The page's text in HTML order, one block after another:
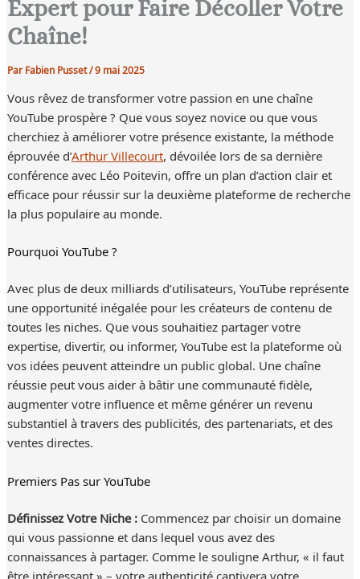
Expert pour Faire Décoller Votre
Chaîne!
ParFabien Pusset/9 mai 2025
Vous rêvez de transformer votre passion en une chaîne
YouTube prospère ? Que vous soyez novice ou que vous
cherchiez à améliorer votre présence existante, la méthode
éprouvée d’Arthur Villecourt, dévoilée lors de sa dernière
conférence avec Léo Poitevin, offre un plan d’action clair et
efficace pour réussir sur la deuxième plateforme de recherche
la plus populaire au monde.
Pourquoi YouTube ?
Avec plus de deux milliards d’utilisateurs, YouTube représente
une opportunité inégalée pour les créateurs de contenu de
toutes les niches. Que vous souhaitiez partager votre
expertise, divertir, ou informer, YouTube est la plateforme où
vos idées peuvent atteindre un public global. Une chaîne
réussie peut vous aider à bâtir une communauté fidèle,
augmenter votre influence et même générer un revenu
substantiel à travers des publicités, des partenariats, et des
ventes directes.
Premiers Pas sur YouTube
Définissez Votre Niche :Commencez par choisir un domaine
qui vous passionne et dans lequel vous avez des
connaissances à partager. Comme le souligne Arthur, « il faut
être intéressant » – votre authenticité captivera votre